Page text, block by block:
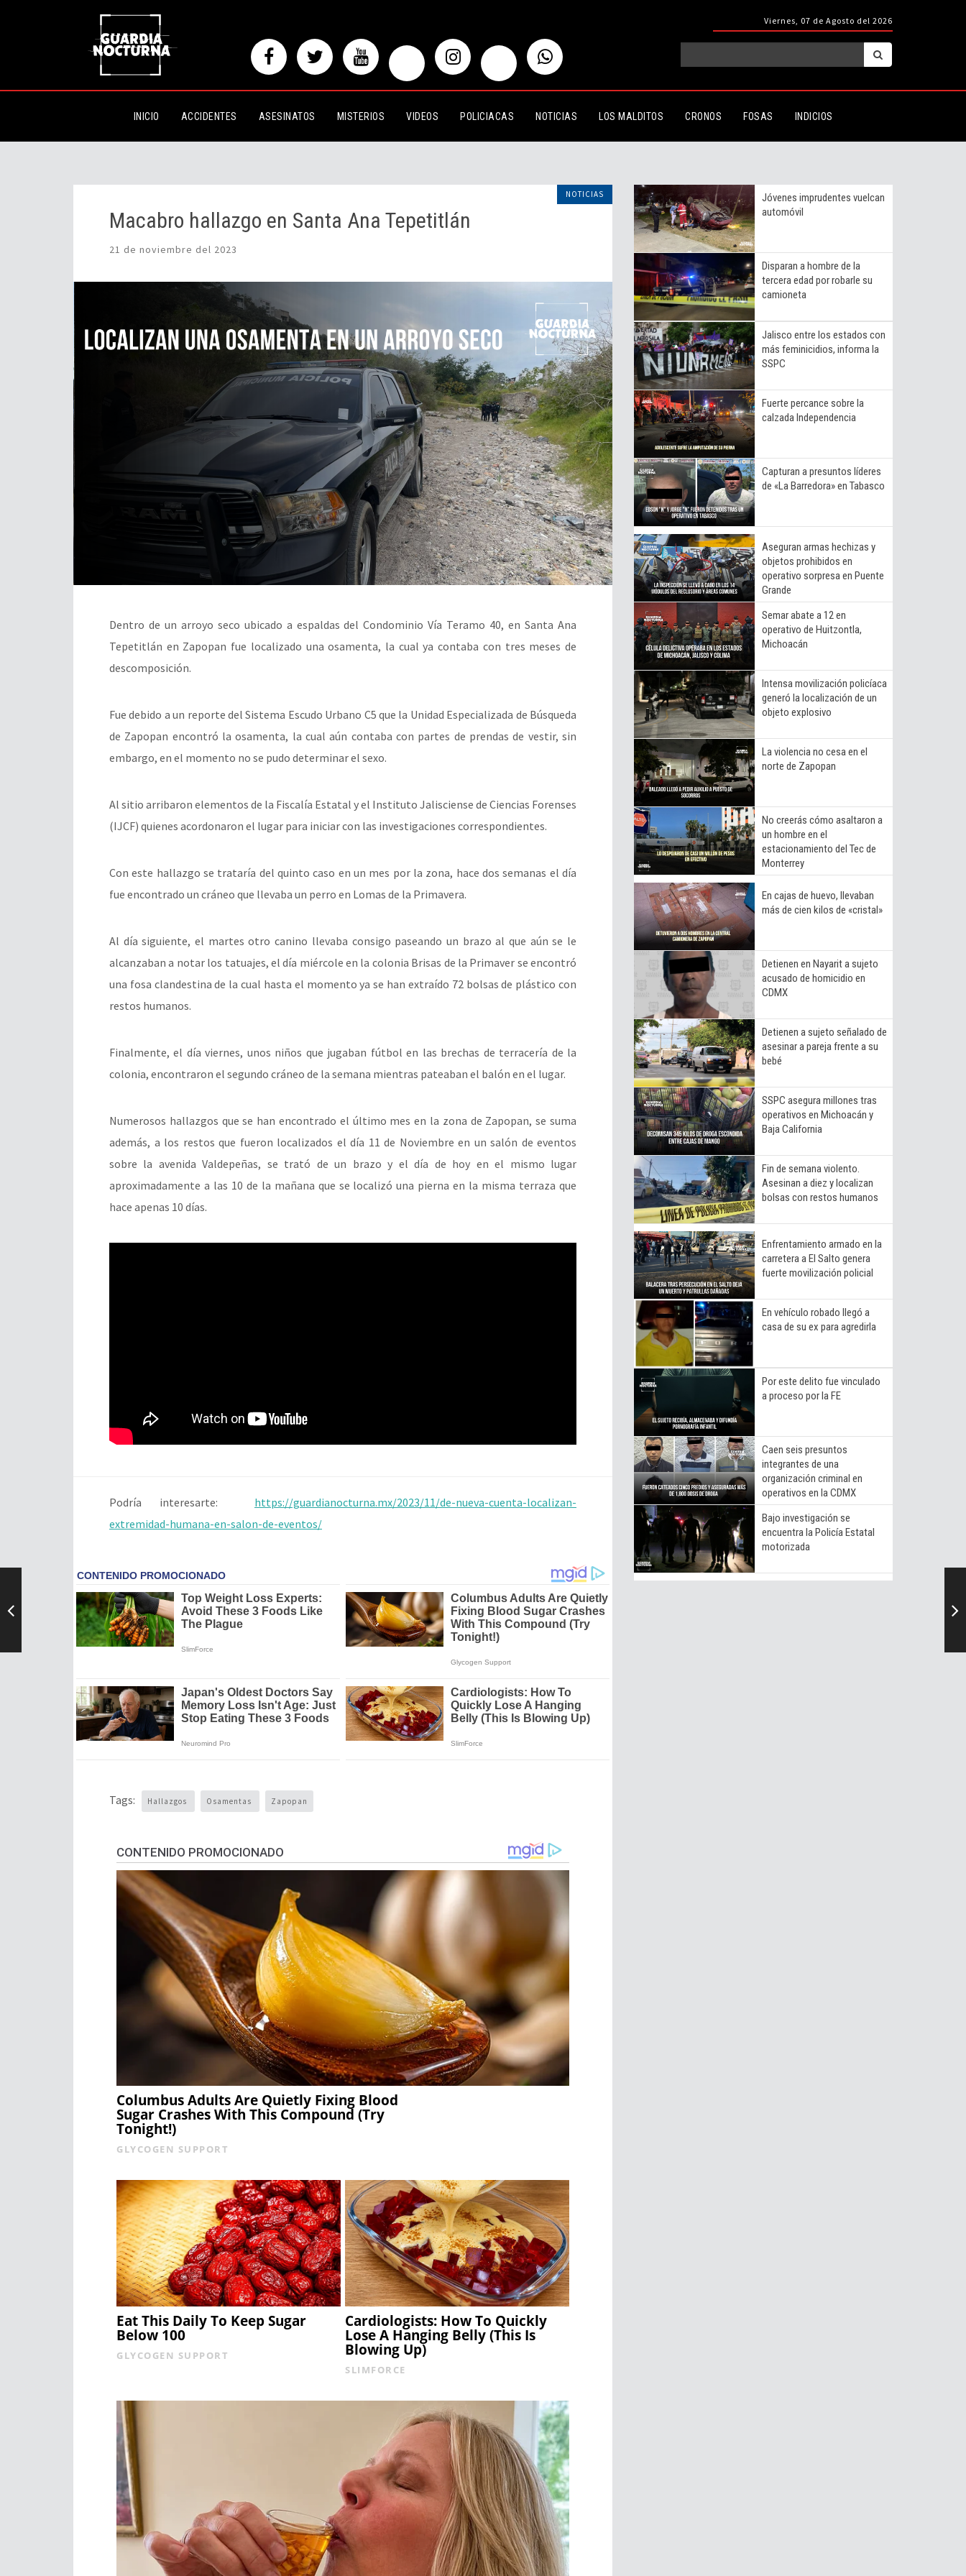
Viernes, 07 de Agosto del 2026
INICIO ACCIDENTES ASESINATOS MISTERIOS VIDEOS POLICIACAS NOTICIAS LOS MALDITOS CRONOS FOSAS INDICIOS
Macabro hallazgo en Santa Ana Tepetitlán
NOTICIAS
Macabro hallazgo en Santa Ana Tepetitlán
21 de noviembre del 2023
Dentro de un arroyo seco ubicado a espaldas del Condominio Vía Teramo 40, en Santa Ana
Tepetitlán en Zapopan fue localizado una osamenta, la cual ya contaba con tres meses de
descomposición.
Fue debido a un reporte del Sistema Escudo Urbano C5 que la Unidad Especializada de Búsqueda
de Zapopan encontró la osamenta, la cual aún contaba con partes de prendas de vestir, sin
embargo, en el momento no se pudo determinar el sexo.
Al sitio arribaron elementos de la Fiscalía Estatal y el Instituto Jalisciense de Ciencias Forenses
(IJCF) quienes acordonaron el lugar para iniciar con las investigaciones correspondientes.
Con este hallazgo se trataría del quinto caso en un mes por la zona, hace dos semanas el día
fue encontrado un cráneo que llevaba un perro en Lomas de la Primavera.
Al día siguiente, el martes otro canino llevaba consigo paseando un brazo al que aún se le
alcanzaban a notar los tatuajes, el día miércole en la colonia Brisas de la Primaver se encontró
una fosa clandestina de la cual hasta el momento ya se han extraído 72 bolsas de plástico con
restos humanos.
Finalmente, el día viernes, unos niños que jugaban fútbol en las brechas de terracería de la
colonia, encontraron el segundo cráneo de la semana mientras pateaban el balón en el lugar.
Numerosos hallazgos que se han encontrado el último mes en la zona de Zapopan, se suma
además, a los restos que fueron localizados el día 11 de Noviembre en un salón de eventos
sobre la avenida Valdepeñas, se trató de un brazo y el día de hoy en el mismo lugar
aproximadamente a las 10 de la mañana que se localizó una pierna en la misma terraza que
hace apenas 10 días.
Podría interesarte: https://guardianocturna.mx/2023/11/de-nueva-cuenta-localizan-
extremidad-humana-en-salon-de-eventos/
Tags: Hallazgos Osamentas Zapopan
CONTENIDO PROMOCIONADO
Columbus Adults Are Quietly Fixing Blood
Sugar Crashes With This Compound (Try
Tonight!)
GLYCOGEN SUPPORT
Eat This Daily To Keep Sugar
Below 100
GLYCOGEN SUPPORT
Cardiologists: How To Quickly
Lose A Hanging Belly (This Is
Blowing Up)
SLIMFORCE
Jóvenes imprudentes vuelcan
automóvil
Disparan a hombre de la
tercera edad por robarle su
camioneta
Jalisco entre los estados con
más feminicidios, informa la
SSPC
Fuerte percance sobre la
calzada Independencia
Capturan a presuntos líderes
de «La Barredora» en Tabasco
Aseguran armas hechizas y
objetos prohibidos en
operativo sorpresa en Puente
Grande
Semar abate a 12 en
operativo de Huitzontla,
Michoacán
Intensa movilización policíaca
generó la localización de un
objeto explosivo
La violencia no cesa en el
norte de Zapopan
No creerás cómo asaltaron a
un hombre en el
estacionamiento del Tec de
Monterrey
En cajas de huevo, llevaban
más de cien kilos de «cristal»
Detienen en Nayarit a sujeto
acusado de homicidio en
CDMX
Detienen a sujeto señalado de
asesinar a pareja frente a su
bebé
SSPC asegura millones tras
operativos en Michoacán y
Baja California
Fin de semana violento.
Asesinan a diez y localizan
bolsas con restos humanos
Enfrentamiento armado en la
carretera a El Salto genera
fuerte movilización policial
En vehículo robado llegó a
casa de su ex para agredirla
Por este delito fue vinculado
a proceso por la FE
Caen seis presuntos
integrantes de una
organización criminal en
operativos en la CDMX
Bajo investigación se
encuentra la Policía Estatal
motorizada